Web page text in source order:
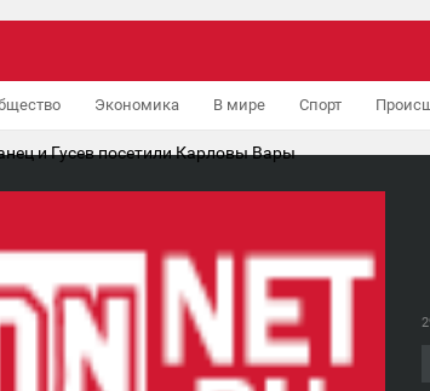
Экономика В мире Спорт
и Гусев посетили Карловы Вары